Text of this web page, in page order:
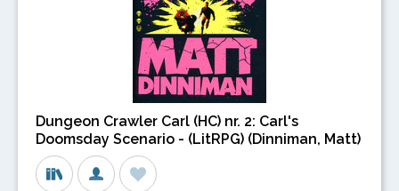
Dungeon Crawler Carl (HC) nr. 2: Carl's
Doomsday Scenario - (LitRPG) (Dinniman, Matt)